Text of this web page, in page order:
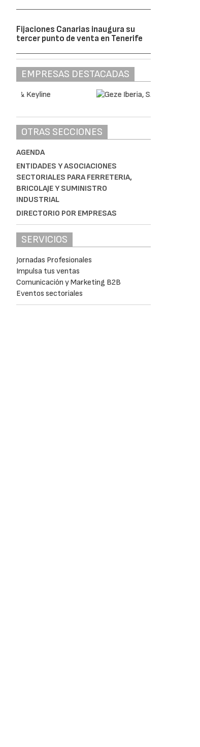
Fijaciones Canarias inaugura su
tercer punto de venta en Tenerife
EMPRESAS DESTACADAS
OTRAS SECCIONES
AGENDA
ENTIDADES Y ASOCIACIONES
SECTORIALES PARA FERRETERIA,
BRICOLAJE Y SUMINISTRO
INDUSTRIAL
DIRECTORIO POR EMPRESAS
SERVICIOS
Jornadas Profesionales
Impulsa tus ventas
Comunicación y Marketing B2B
Eventos sectoriales